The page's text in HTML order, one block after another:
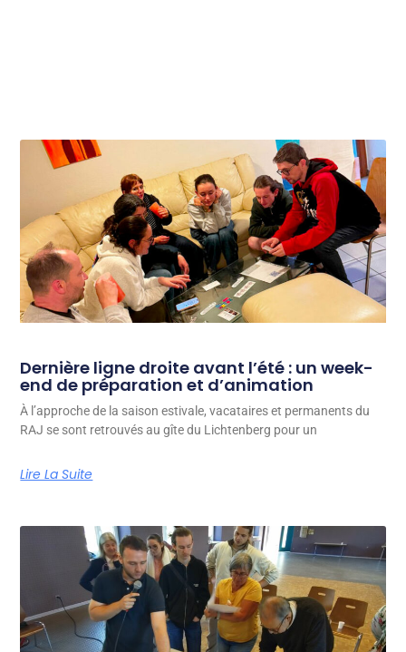
Dernière ligne droite avant l’été : un week-
end de préparation et d’animation
À l’approche de la saison estivale, vacataires et permanents du
RAJ se sont retrouvés au gîte du Lichtenberg pour un
Lire La Suite